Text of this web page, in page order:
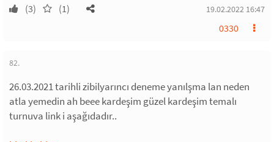
(3) (1) 19.02.2022 16:47
0330
82.
26.03.2021 tarihli zibilyarıncı deneme yanılşma lan neden
atla yemedin ah beee kardeşim güzel kardeşim temalı
turnuva link i aşağıdadır..